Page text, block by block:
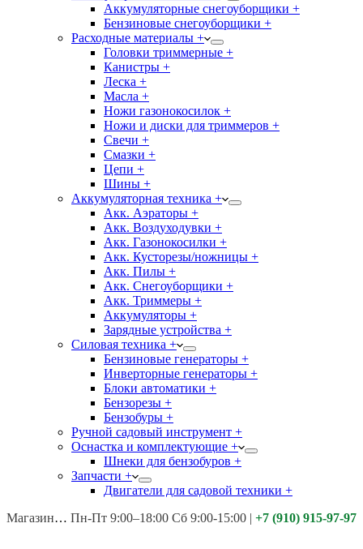
Аккумуляторные снегоуборщики +
Бензиновые снегоуборщики +
Расходные материалы +
Головки триммерные +
Канистры +
Леска +
Масла +
Ножи газонокосилок +
Ножи и диски для триммеров +
Свечи +
Смазки +
Цепи +
Шины +
Аккумуляторная техника +
Акк. Аэраторы +
Акк. Воздуходувки +
Акк. Газонокосилки +
Акк. Кусторезы/ножницы +
Акк. Пилы +
Акк. Снегоуборщики +
Акк. Триммеры +
Аккумуляторы +
Зарядные устройства +
Силовая техника +
Бензиновые генераторы +
Инверторные генераторы +
Блоки автоматики +
Бензорезы +
Бензобуры +
Ручной садовый инструмент +
Оснастка и комплектующие +
Шнеки для бензобуров +
Запчасти +
Двигатели для садовой техники +
Магазины: Калуга ул. Московская д.113
Пн-Пт 9:00–18:00 Сб 9:00-15:00 | +7 (910) 915-97-97